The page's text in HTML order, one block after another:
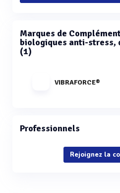
Marques de
biologiques anti-stress,
(1)
VIBRAFORCE®
Professionnels
Rejoignez la